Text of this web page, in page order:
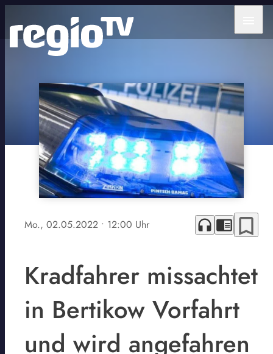
Mo., 02.05.2022 • 12:00 Uhr headphones chrome_reader_mode bookmark_border
Kradfahrer missachtet
in Bertikow Vorfahrt
und wird angefahren